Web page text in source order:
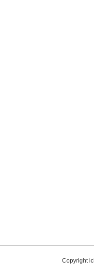
Copyright